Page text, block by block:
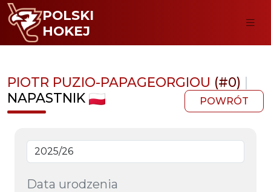
POLSKI
HOKEJ
PIOTR PUZIO-PAPAGEORGIOU (#0) |
NAPASTNIK
POWRÓT
Data urodzenia